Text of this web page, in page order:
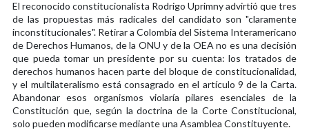
El reconocido constitucionalista Rodrigo Uprimny advirtió que tres
de las propuestas más radicales del candidato son "claramente
inconstitucionales". Retirar a Colombia del Sistema Interamericano
de Derechos Humanos, de la ONU y de la OEA no es una decisión
que pueda tomar un presidente por su cuenta: los tratados de
derechos humanos hacen parte del bloque de constitucionalidad,
y el multilateralismo está consagrado en el artículo 9 de la Carta.
Abandonar esos organismos violaría pilares esenciales de la
Constitución que, según la doctrina de la Corte Constitucional,
solo pueden modificarse mediante una Asamblea Constituyente.